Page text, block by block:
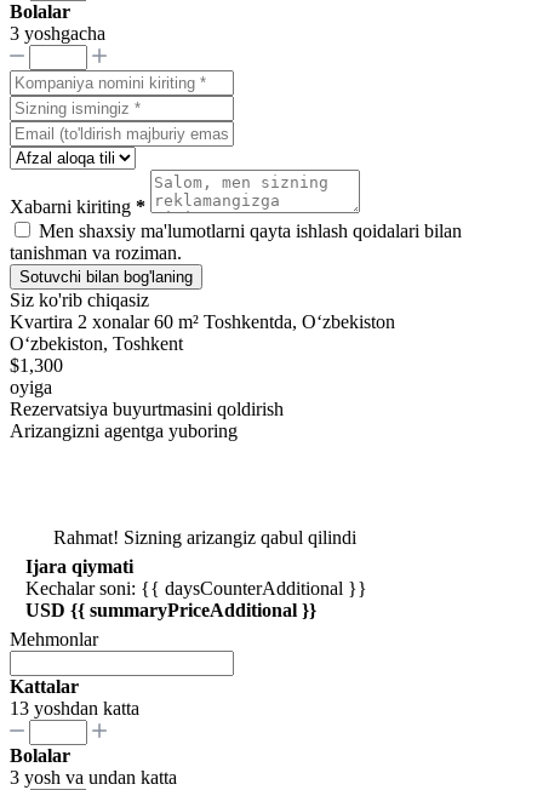
Bolalar
3 yoshgacha
Xabarni kiriting *
Men shaxsiy ma'lumotlarni qayta ishlash qoidalari bilan
tanishman va roziman.
Sotuvchi bilan bog'laning
Siz ko'rib chiqasiz
Kvartira 2 xonalar 60 m² Toshkentda, Oʻzbekiston
Oʻzbekiston, Toshkent
$1,300
oyiga
Rezervatsiya buyurtmasini qoldirish
Arizangizni agentga yuboring
Rahmat! Sizning arizangiz qabul qilindi
Ijara qiymati
Kechalar soni: {{ daysCounterAdditional }}
USD {{ summaryPriceAdditional }}
Mehmonlar
Kattalar
13 yoshdan katta
Bolalar
3 yosh va undan katta